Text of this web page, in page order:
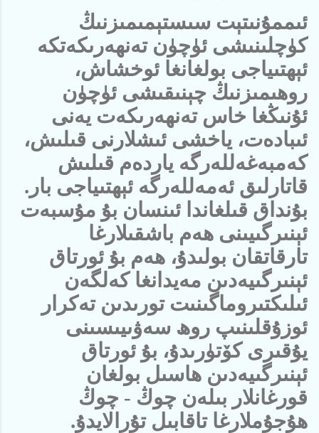
ئىممۇنىتېت سىستېمىمىزنىڭ
كۈچلىنىشى ئۈچۈن تەنھەرىكەتكە
ئېھتىياجى بولغانغا ئوخشاش،
روھىمىزنىڭ چېنىقىشى ئۈچۈن
ئۇنىڭغا خاس تەنھەرىكەت يەنى
ئىبادەت، ياخشى ئىشلارنى قىلىش،
كەمبەغەللەرگە ياردەم قىلىش
قاتارلىق ئەمەللەرگە ئېھتىياجى بار.
بۇنداق قىلغاندا ئىنسان بۇ مۇسبەت
ئېنىرگىيىنى ھەم باشقىلارغا
تارقاتقان بولىدۇ، ھەم بۇ ئورتاق
ئېنىرگىيەدىن مەيدانغا كەلگەن
ئىلىكتىروماگىنىت تورىدىن تەكرار
ئوزۇقلىنىپ روھ سەۋىيىسىنى
يۇقىرى كۆتۈرىدۇ، بۇ ئورتاق
ئېنىرگىيەدىن ھاسىل بولغان
قورغانلار بىلەن چوڭ - چوڭ
ھۇجۇملارغا تاقابىل تۇرالايدۇ.